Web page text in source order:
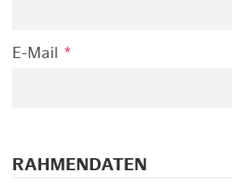
E-Mail *
RAHMENDATEN